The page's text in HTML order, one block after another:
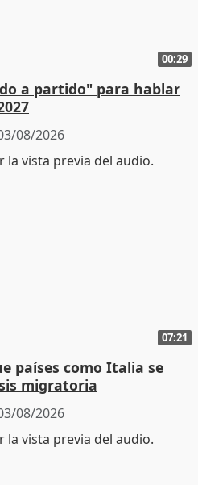
00:29
a partido" para hablar
08/2026
07:21
países como Italia se
migratoria
08/2026